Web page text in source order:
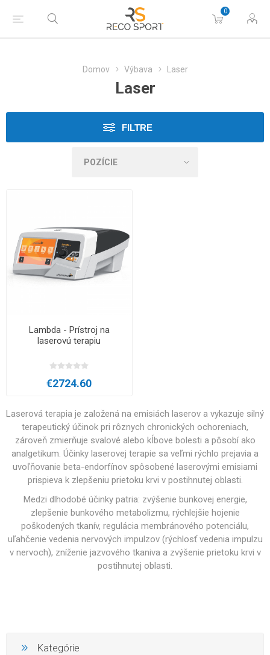
0
Domov Výbava Laser
Laser
Laserová terapia je založená na emisiách laserov a vykazuje silný
terapeutický účinok pri rôznych chronických ochoreniach,
zároveň zmierňuje svalové alebo kĺbove bolesti a pôsobí ako
analgetikum. Účinky laserovej terapie sa veľmi rýchlo prejavia a
uvoľňovanie beta-endorfínov spôsobené laserovými emisiami
prispieva k zlepšeniu prietoku krvi v postihnutej oblasti.
Medzi dlhodobé účinky patria: zvýšenie bunkovej energie,
zlepšenie bunkového metabolizmu, rýchlejšie hojenie
poškodených tkanív, regulácia membránového potenciálu,
uľahčenie vedenia nervových impulzov (rýchlosť vedenia impulzu
v nervoch), zníženie jazvového tkaniva a zvýšenie prietoku krvi v
postihnutej oblasti.
FILTRE
Lambda - Prístroj na
laserovú terapiu
€2724.60
Kategórie